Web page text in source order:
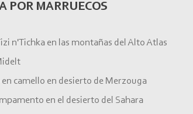
POR MARRUECOS
n'Tichka en las montañas del Alto Atlas
camello en desierto de Merzouga
en el desierto del Sahara